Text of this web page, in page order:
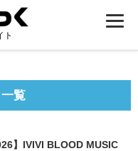
ト
覧
】IVIVI BLOOD MUSIC